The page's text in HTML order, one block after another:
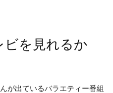
ビを見れるか
が出ているバラエティー番組